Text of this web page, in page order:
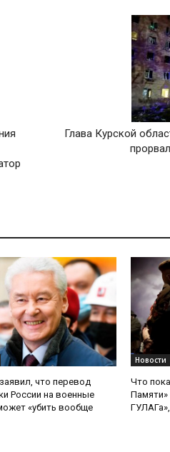
Глава Курской
что перевод
России на военные
«убить вообще
Новости
Что